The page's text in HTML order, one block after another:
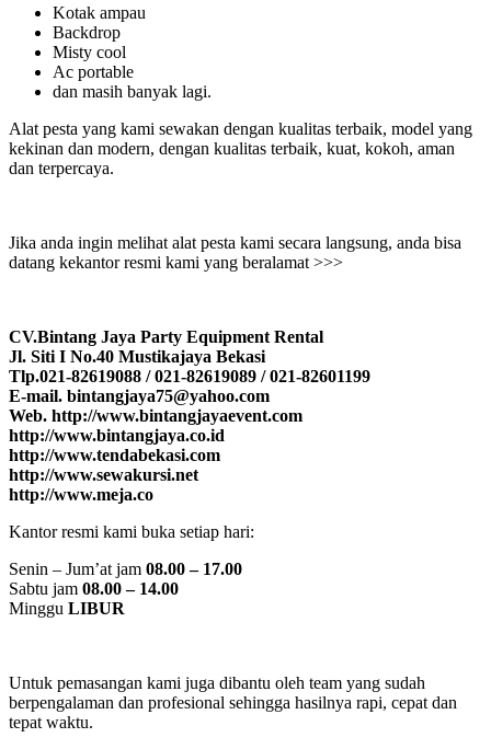
Kotak ampau
Backdrop
Misty cool
Ac portable
dan masih banyak lagi.
Alat pesta yang kami sewakan dengan kualitas terbaik, model yang
kekinan dan modern, dengan kualitas terbaik, kuat, kokoh, aman
dan terpercaya.
Jika anda ingin melihat alat pesta kami secara langsung, anda bisa
datang kekantor resmi kami yang beralamat >>>
CV.Bintang Jaya Party Equipment Rental
Jl. Siti I No.40 Mustikajaya Bekasi
Tlp.021-82619088 / 021-82619089 / 021-82601199
E-mail. bintangjaya75@yahoo.com
Web. http://www.bintangjayaevent.com
http://www.bintangjaya.co.id
http://www.tendabekasi.com
http://www.sewakursi.net
http://www.meja.co
Kantor resmi kami buka setiap hari:
Senin – Jum’at jam 08.00 – 17.00
Sabtu jam 08.00 – 14.00
Minggu LIBUR
Untuk pemasangan kami juga dibantu oleh team yang sudah
berpengalaman dan profesional sehingga hasilnya rapi, cepat dan
tepat waktu.